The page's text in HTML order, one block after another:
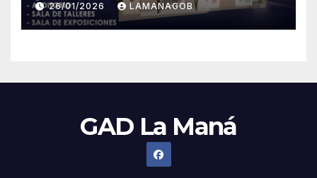
26/01/2026 LAMANAGOB
GAD La Maná